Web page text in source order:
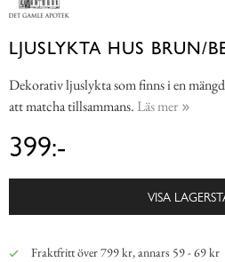
LJUSLYKTA HUS BRUN/
Dekorativ ljuslykta som finns i en
att matcha tillsammans. Läs mer
399:-
VISA
Fraktfritt över 799 kr, annars 59 - 69 kr